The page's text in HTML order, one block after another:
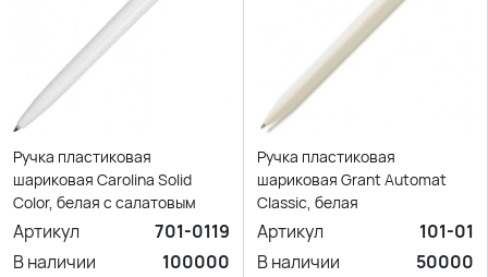
Ручка пластиковая
шариковая Carolina Solid
Color, белая с салатовым
Артикул
701-0119
В наличии
100000
Ручка пластиковая
шариковая Grant Automat
Classic, белая
Артикул
101-01
В наличии
50000